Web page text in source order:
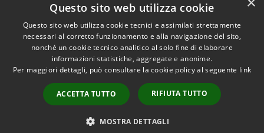
Feedback accessibilità
RSS
Accessibilità
Copyright © 2026 • Comune di
Municipium•
Accesso
redazione
Questo sito web utilizza cookie
Questo sito web utilizza cookie tecnici e assimilati strettamente
necessari al corretto funzionamento e alla navigazione del sito,
nonché un cookie tecnico analitico al solo fine di elaborare
informazioni statistiche, aggregate e anonime.
Per maggiori dettagli, può consultare la cookie policy al seguente link
ACCETTA TUTTO RIFIUTA TUTTO
MOSTRA DETTAGLI